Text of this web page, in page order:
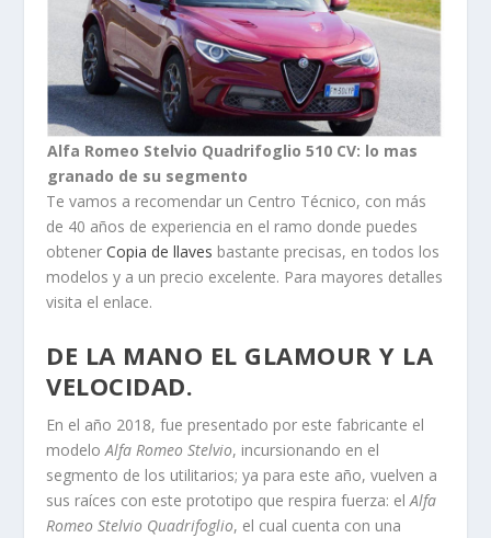
Alfa Romeo Stelvio Quadrifoglio 510 CV: lo mas
granado de su segmento
Te vamos a recomendar un Centro Técnico, con más
de 40 años de experiencia en el ramo donde puedes
obtenerCopia de llaves bastante precisas, en todos los
modelos y a un precio excelente. Para mayores detalles
visita el enlace.
DE LA MANO EL GLAMOUR Y LA
VELOCIDAD.
En el año 2018, fue presentado por este fabricante el
modeloAlfa Romeo Stelvio, incursionando en el
segmento de los utilitarios; ya para este año, vuelven a
sus raíces con este prototipo que respira fuerza: elAlfa
Romeo Stelvio Quadrifoglio, el cual cuenta con una